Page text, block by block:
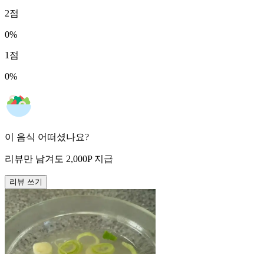
2점
0%
1 점
0%
이 음식 어떠셨나요?
리뷰만 남겨도 2,000P 지급
리뷰 쓰기